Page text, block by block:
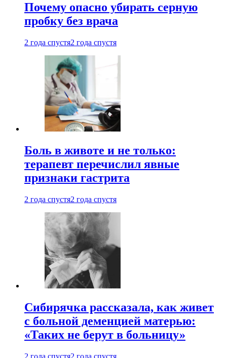
Почему опасно убирать серную
пробку без врача
2 года спустя2 года спустя
Боль в животе и не только:
терапевт перечислил явные
признаки гастрита
2 года спустя2 года спустя
Сибирячка рассказала, как живет
с больной деменцией матерью:
«Таких не берут в больницу»
2 года спустя2 года спустя